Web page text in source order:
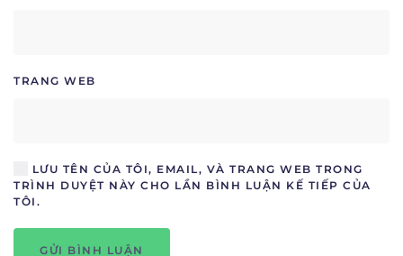
TRANG WEB
LƯU TÊN CỦA TÔI, EMAIL, VÀ TRANG WEB TRONG
TRÌNH DUYỆT NÀY CHO LẦN BÌNH LUẬN KẾ TIẾP CỦA
TÔI.
GỬI BÌNH LUẬN